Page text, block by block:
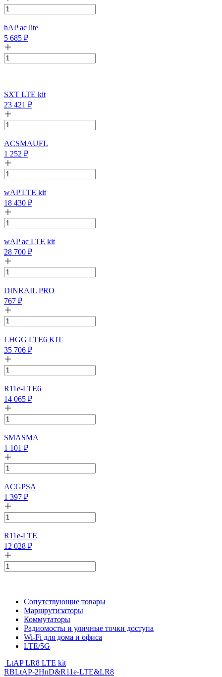
hAP ac lite
5 685 ₽
SXT LTE kit
23 421 ₽
ACSMAUFL
1 252 ₽
wAP LTE kit
18 430 ₽
wAP ac LTE kit
28 700 ₽
DINRAIL PRO
767 ₽
LHGG LTE6 KIT
35 706 ₽
R11e-LTE6
14 065 ₽
SMASMA
1 101 ₽
ACGPSA
1 397 ₽
R11e-LTE
12 028 ₽
Сопутствующие товары
Маршрутизаторы
Коммутаторы
Радиомосты и уличные точки доступа
Wi-Fi для дома и офиса
LTE/5G
LtAP LR8 LTE kit
RBLtAP-2HnD&R11e-LTE&LR8